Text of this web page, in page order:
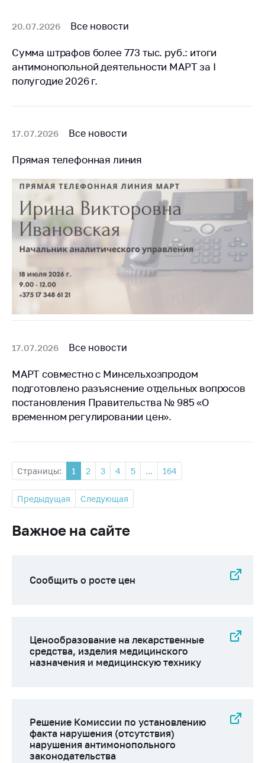
20.07.2026 Все новости
Сумма штрафов более 773 тыс. руб.: итоги
антимонопольной деятельности МАРТ за I
полугодие 2026 г.
17.07.2026 Все новости
Прямая телефонная линия
17.07.2026 Все новости
МАРТ совместно с Минсельхозпродом
подготовлено разъяснение отдельных вопросов
постановления Правительства № 985 «О
временном регулировании цен».
Страницы: 1 2 3 4 5 ... 164
Предыдущая Следующая
Важное на сайте
Сообщить о росте цен
Ценообразование на лекарственные
средства, изделия медицинского
назначения и медицинскую технику
Решение Комиссии по установлению
факта нарушения (отсутствия)
нарушения антимонопольного
законодательства